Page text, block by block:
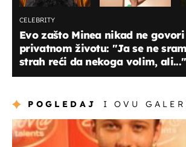
CELEBRITY
Evo zašto Minea nikad ne
privatnom životu: ''Ja se ne
strah reći da nekoga volim, ali...''
POGLEDAJ I OVU